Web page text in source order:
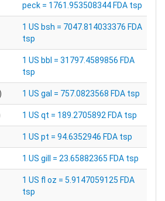
peck = 1761.953508344 FDA tsp
1 US bsh = 7047.814033376 FDA
tsp
1 US bbl = 31797.4589856 FDA
tsp
1 US gal = 757.0823568 FDA tsp
1 US qt = 189.2705892 FDA tsp
1 US pt = 94.6352946 FDA tsp
1 US gill = 23.65882365 FDA tsp
1 US fl oz = 5.9147059125 FDA
tsp